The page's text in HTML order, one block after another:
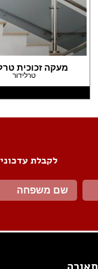
מעקה זכוכית
טרלידור
לקבלת